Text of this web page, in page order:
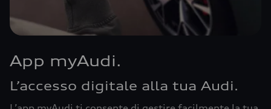
App myAudi.
L’accesso digitale alla tua Audi.